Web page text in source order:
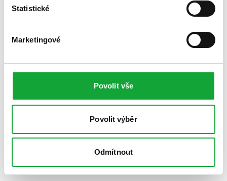
Statistické
Marketingové
Povolit vše
Povolit výběr
Odmítnout